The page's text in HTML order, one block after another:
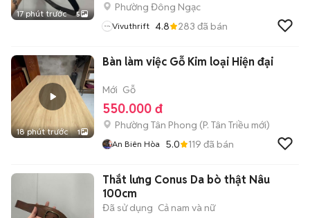
17 phút trước 5
Phường Đông Ngạc
Vivuthrift 4.8 283 đã bán
18 phút trước 1
Bàn làm việc Gỗ Kim loại Hiện đại
Mới Gỗ
550.000 đ
Phường Tân Phong (P. Tân Triều mới)
An Biên Hòa 5.0 119 đã bán
Thắt lưng Conus Da bò thật Nâu
100cm
Đã sử dụng Cả nam và nữ